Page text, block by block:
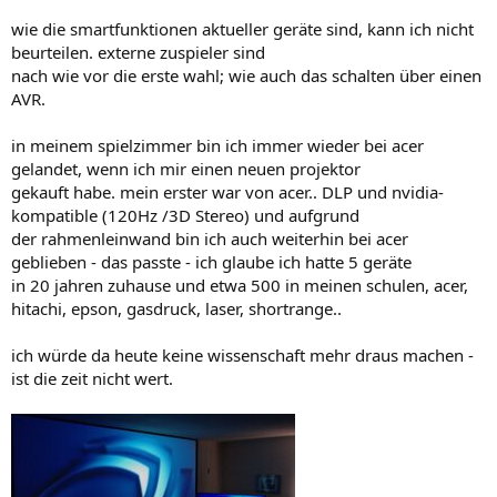
wie die smartfunktionen aktueller geräte sind, kann ich nicht
beurteilen. externe zuspieler sind
nach wie vor die erste wahl; wie auch das schalten über einen
AVR.
in meinem spielzimmer bin ich immer wieder bei acer
gelandet, wenn ich mir einen neuen projektor
gekauft habe. mein erster war von acer.. DLP und nvidia-
kompatible (120Hz /3D Stereo) und aufgrund
der rahmenleinwand bin ich auch weiterhin bei acer
geblieben - das passte - ich glaube ich hatte 5 geräte
in 20 jahren zuhause und etwa 500 in meinen schulen, acer,
hitachi, epson, gasdruck, laser, shortrange..
ich würde da heute keine wissenschaft mehr draus machen -
ist die zeit nicht wert.